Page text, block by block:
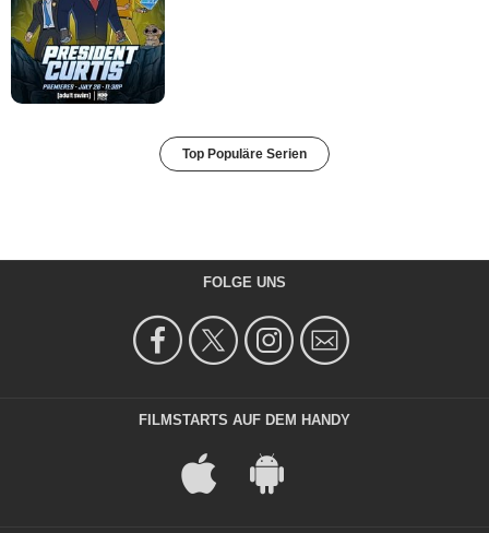
Top Populäre Serien
FOLGE UNS
FILMSTARTS AUF DEM HANDY